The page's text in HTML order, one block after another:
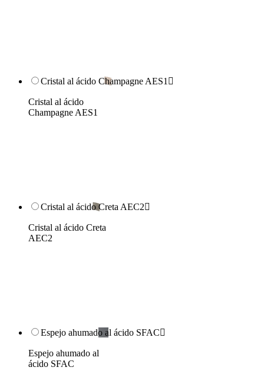
Cristal al ácido Champagne AES1 
Cristal al ácido
Champagne AES1
Cristal al ácido Creta AEC2
Cristal al ácido Creta
AEC2
Espejo ahumado al ácido SFAC
Espejo ahumado al
ácido SFAC